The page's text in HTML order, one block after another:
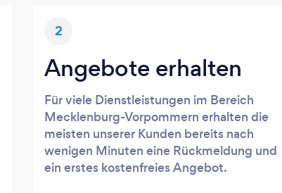
2
Angebote erhalten
Für viele Dienstleistungen im Bereich
Mecklenburg-Vorpommern erhalten die
meisten unserer Kunden bereits nach
wenigen Minuten eine Rückmeldung und
ein erstes kostenfreies Angebot.